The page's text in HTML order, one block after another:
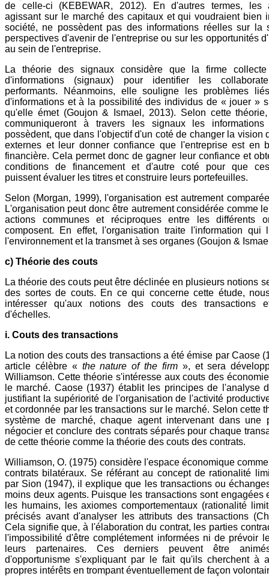
de celle-ci (KEBEWAR, 2012). En d'autres termes, les
agissant sur le marché des capitaux et qui voudraient bien
société, ne possèdent pas des informations réelles sur la
perspectives d'avenir de l'entreprise ou sur les opportunités
au sein de l'entreprise.
La théorie des signaux considère que la firme
d'informations (signaux) pour identifier les
performants. Néanmoins, elle souligne les problèmes
d'informations et à la possibilité des individus de « jouer »
qu'elle émet (Goujon & Ismael, 2013). Selon cette
communiqueront à travers les signaux les
possèdent, que dans l'objectif d'un coté de changer la vision
externes et leur donner confiance que l'entreprise est en
financière. Cela permet donc de gagner leur confiance et
conditions de financement et d'autre coté pour que
puissent évaluer les titres et construire leurs portefeuilles.
Selon (Morgan, 1999), l'organisation est autrement
L'organisation peut donc être autrement considérée comme
actions communes et réciproques entre les différents
composent. En effet, l'organisation traite l'information qui
l'environnement et la transmet à ses organes (Goujon &
c) Théorie des couts
La théorie des couts peut être déclinée en plusieurs notions
des sortes de couts. En ce qui concerne cette étude,
intéresser qu'aux notions des couts des transactions
d'échelles.
i. Couts des transactions
La notion des couts des transactions a été émise par Caose
article célèbre « the nature of the firm», et sera
Williamson. Cette théorie s'intéresse aux couts des
le marché. Caose (1937) établit les principes de l'analyse
justifiant la supériorité de l'organisation de l'activité
et cordonnée par les transactions sur le marché. Selon cette
système de marché, chaque agent intervenant dans une
négocier et conclure des contrats séparés pour chaque
de cette théorie comme la théorie des couts des contrats.
Williamson, O. (1975) considère l'espace économique
contrats bilatéraux. Se référant au concept de rationalité
par Sion (1947), il explique que les transactions ou
moins deux agents. Puisque les transactions sont engagées
les humains, les axiomes comportementaux (rationalité
précisés avant d'analyser les attributs des transactions
Cela signifie que, à l'élaboration du contrat, les parties
l'impossibilité d'être complétement informées ni de prévoir
leurs partenaires. Ces derniers peuvent être
d'opportunisme s'expliquant par le fait qu'ils cherchent à
propres intérêts en trompant éventuellement de façon